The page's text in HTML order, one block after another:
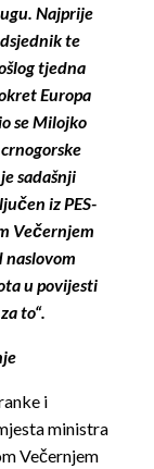
Najprije
te
tjedna
Europa
se Milojko
sadašnji
iz PES-
Večernjem
naslovom
u povijesti
to“.
i
ministra
Večernjem